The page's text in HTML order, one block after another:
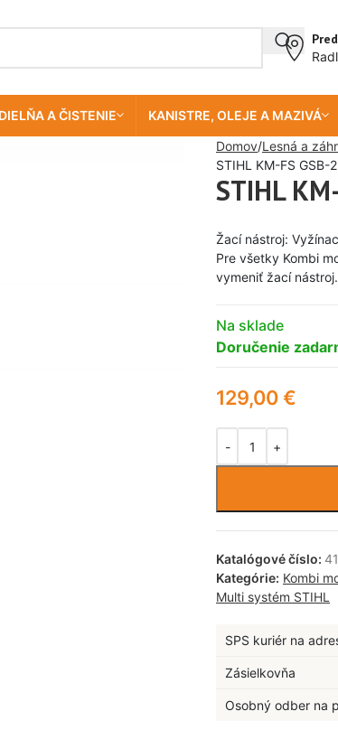
DIELŇA A ČISTENIE KANISTRE, OLEJE A MAZIVÁ
Domov Lesná a
STIHL KM-FS GSB-
STIHL
Žací nástroj:
Pre všetky Kombi
vymeniť žací nástroj.
Na sklade
Doručenie
129,00€
Katalógové číslo:
Kategórie: Kombi
Multi systém STIHL
SPS kuriér na
Zásielkovňa
Osobný odber na